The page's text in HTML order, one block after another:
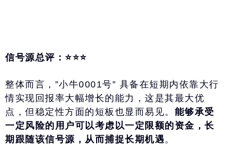
信号源总评：⭐️⭐️⭐️
整体而言，”小牛0001号” 具备在短期内依靠大行
情实现回报率大幅增长的能力，这是其最大优
点，但稳定性方面的短板也显而易见。 能够承受
一定风险的用户可以考虑以一定限额的资金，长
期跟随该信号源，从而捕捉长期机遇 。